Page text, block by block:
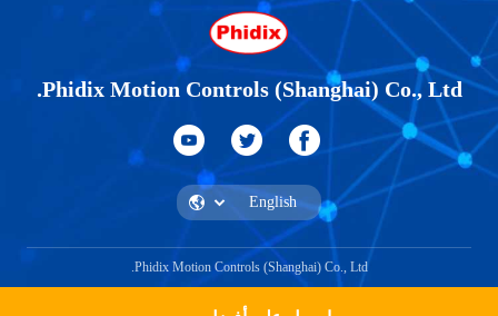
Phidix Motion Controls (Shanghai) Co., Ltd.
Phidix Motion Controls (Shanghai) Co., Ltd.